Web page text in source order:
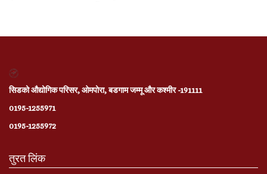
सिडको औद्योगिक परिसर, ओमपोरा, बडगाम जम्मू और कश्मीर -191111
0195-1255971
0195-1255972
तुरत लिंक